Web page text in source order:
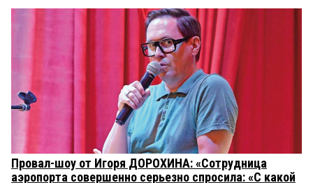
Провал-шоу от Игоря ДОРОХИНА: «Сотрудница
аэропорта совершенно серьезно спросила: «С какой